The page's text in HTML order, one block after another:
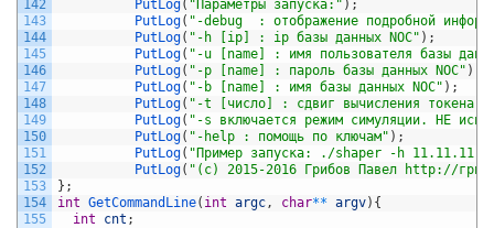
142
143
144
145
146
147
148
149
150
151
152
153
154
155
PutLog( "Параметры запуска:" ) ;
PutLog( "-debug  : отображение подробной
PutLog( "-h [ip] : ip базы данных NOC" ) ;
PutLog( "-u [name] : имя пользователя базы
PutLog( "-p [name] : пароль базы данных NOC" )
PutLog( "-b [name] : имя базы данных NOC" ) ;
PutLog( "-t [число] : сдвиг вычисления токена в
PutLog( "-s включается режим симуляции. НЕ
PutLog( "-help : помощь по ключам" ) ;
PutLog( "Пример запуска: ./shaper -h
PutLog( "(c) 2015-2016 Грибов Павел http://
} ;
int GetCommandLine( int argc, char** argv) {
int
cnt ;